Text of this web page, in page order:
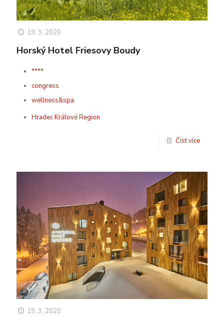
19. 3. 2020
Horský Hotel Friesovy Boudy
****
congress
wellness&spa
Hradec Králové Region
Číst více
19. 3. 2020